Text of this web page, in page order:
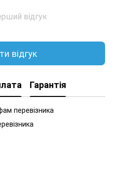
відгук
відгук
Гарантія
перевізника